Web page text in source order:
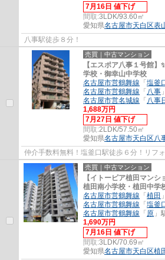
7月16日 値下げ
間取:3LDK/93.60㎡
愛知県名古屋市天白区表
八事駅徒歩８分！
売買｜中古マンション
【エスポア八事１号館】
学校・御幸山中学校
名古屋市営鶴舞線 「 塩釜
名古屋市営鶴舞線 「 八事
名古屋市営名城線 「 八事
1,688万円
7月27日 値下げ
間取:2LDK/57.50㎡
愛知県名古屋市天白区八
仲介手数料無料！塩釜口駅徒歩６分！リフ
売買｜中古マンション
【イトーピア植田マンシ
植田南小学校・植田中学
名古屋市営鶴舞線 「 植田
名古屋市営鶴舞線 「 塩釜
名古屋市営鶴舞線 「 原 」
1,690万円
7月16日 値下げ
間取:3LDK/70.69㎡
愛知県名古屋市天白区植